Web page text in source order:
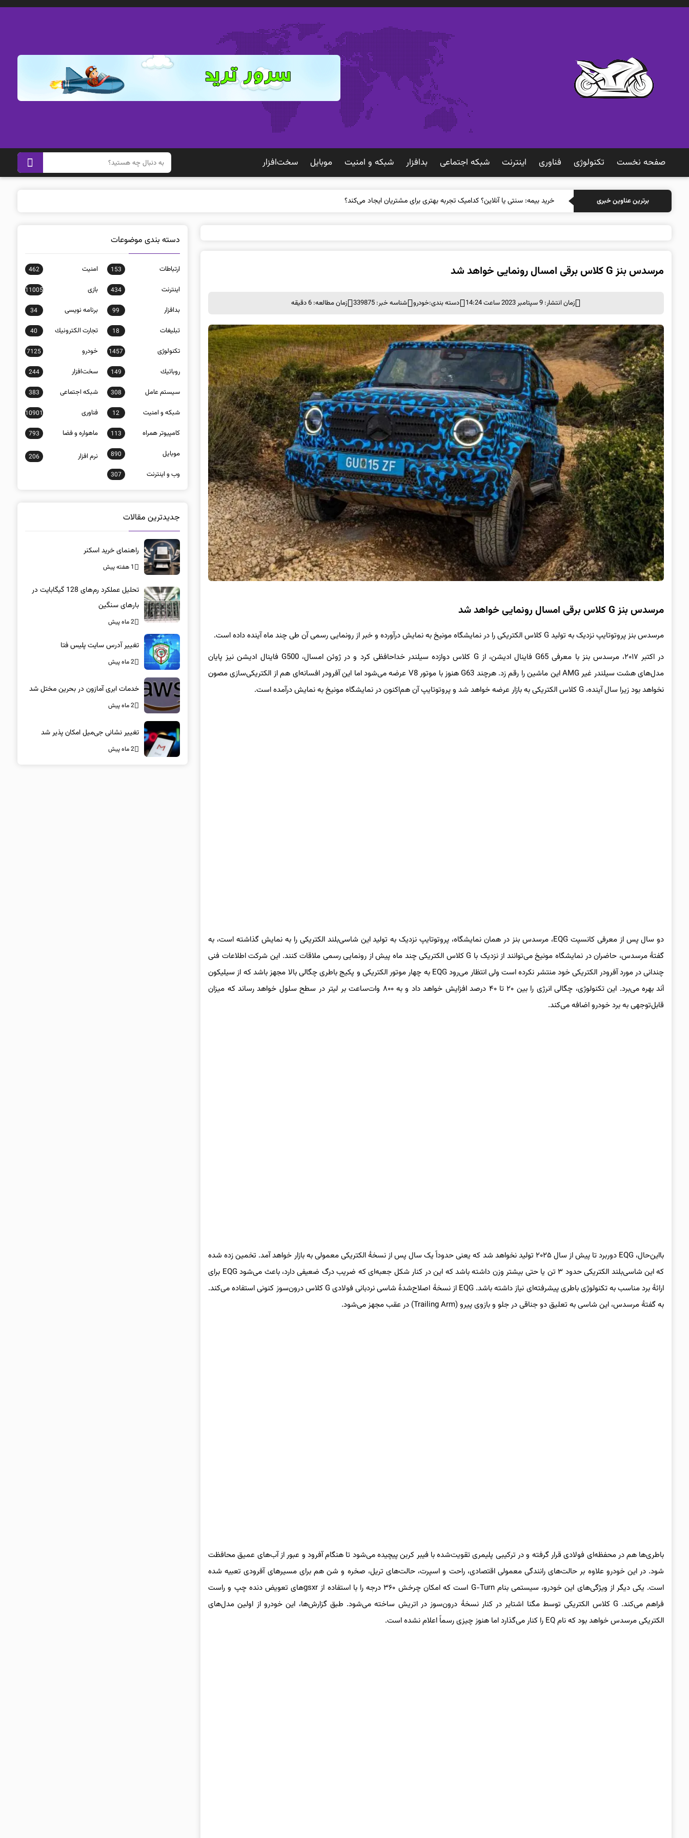
صفحه نخست تکنولوژی فناوری اينترنت شبكه اجتماعی بدافزار شبكه و امنيت موبايل سخت‌افزار
برترین عناوین خبری خرید بیمه: سنتی ی
مرسدس بنز G کلاس برقی امسال رونمایی خواهد شد
زمان انتشار: 9 سپتامبر 2023 ساعت 14:24 دسته بندی:خودرو شناسه خبر: 339875 زمان مطالعه: 6 دقیقه
مرسدس بنز G کلاس برقی امسال رونمایی خواهد شد
مرسدس بنز پروتوتایپ نزدیک به تولید G کلاس الکتریکی را در نمایشگاه مونیخ به نمایش درآورده و خبر از رونمایی رسمی آن طی چند ماه آینده داده است.
در اکتبر ۲۰۱۷، مرسدس بنز با معرفی G65 فاینال ادیشن، از G کلاس دوازده سیلندر خداحافظی کرد و در ژوئن امسال، G500 فاینال ادیشن نیز پایان
مدل‌های هشت سیلندر غیر AMG این ماشین را رقم زد. هرچند G63 هنوز با موتور V8 عرضه می‌شود اما این آفرودر افسانه‌ای هم از الکتریکی‌سازی مصون
نخواهد بود زیرا سال آینده، G کلاس الکتریکی به بازار عرضه خواهد شد و پروتوتایپ آن هم‌اکنون در نمایشگاه مونیخ به نمایش درآمده است.
دو سال پس از معرفی کانسپت EQG، مرسدس بنز در همان نمایشگاه، پروتوتایپ نزدیک به تولید این شاسی‌بلند الکتریکی را به نمایش گذاشته است، به
گفتهٔ مرسدس، حاضران در نمایشگاه مونیخ می‌توانند از نزدیک با G کلاس الکتریکی چند ماه پیش از رونمایی رسمی ملاقات کنند. این شرکت اطلاعات فنی
چندانی در مورد آفرودر الکتریکی خود منتشر نکرده است ولی انتظار می‌رود EQG به چهار موتور الکتریکی و پکیج باطری چگالی بالا مجهز باشد که از سیلیکون
آند بهره می‌برد. این تکنولوژی، چگالی انرژی را بین ۲۰ تا ۴۰ درصد افزایش خواهد داد و به ۸۰۰ وات‌ساعت بر لیتر در سطح سلول خواهد رساند که میزان
قابل‌توجهی به برد خودرو اضافه می‌کند.
بااین‌حال، EQG دوربرد تا پیش از سال ۲۰۲۵ تولید نخواهد شد که یعنی حدوداً یک سال پس از نسخهٔ الکتریکی معمولی به بازار خواهد آمد. تخمین زده شده
که این شاسی‌بلند الکتریکی حدود ۳ تن یا حتی بیشتر وزن داشته باشد که این در کنار شکل جعبه‌ای که ضریب درگ ضعیفی دارد، باعث می‌شود EQG برای
ارائهٔ برد مناسب به تکنولوژی باطری پیشرفته‌ای نیاز داشته باشد. EQG از نسخهٔ اصلاح‌شدهٔ شاسی نردبانی فولادی G کلاس درون‌سوز کنونی استفاده می‌کند.
به گفتهٔ مرسدس، این شاسی به تعلیق دو جناقی در جلو و بازوی پیرو (Trailing Arm) در عقب مجهز می‌شود.
باطری‌ها هم در محفظه‌ای فولادی قرار گرفته و در ترکیبی پلیمری تقویت‌شده با فیبر کربن پیچیده می‌شود تا هنگام آفرود و عبور از آب‌های عمیق محافظت
شود. در این خودرو علاوه بر حالت‌های رانندگی معمولی اقتصادی، راحت و اسپرت، حالت‌های تریل، صخره و شن هم برای مسیرهای آفرودی تعبیه شده
است. یکی دیگر از ویژگی‌های این خودرو، سیستمی بنام G-Turn است که امکان چرخش ۳۶۰ درجه را با استفاده از gsxr‌های تعویض دنده چپ و راست
فراهم می‌کند. G کلاس الکتریکی توسط مگنا اشتایر در کنار نسخهٔ درون‌سوز در اتریش ساخته می‌شود. طبق گزارش‌ها، این خودرو از اولین مدل‌های
الکتریکی مرسدس خواهد بود که نام EQ را کنار می‌گذارد اما هنوز چیزی رسماً اعلام نشده است.
دسته بندی موضوعات
ارتباطات 153 امنيت 462
اينترنت 434 بازی 11005
بدافزار 99 برنامه نويسی 34
تبلیغات 18 تجارت الكترونيك 40
تکنولوژی 1457 خودرو 7125
روباتيك 149 سخت‌افزار 244
سيستم عامل 308 شبكه اجتماعی 383
شبكه و امنيت 12 فناوری 10901
كامپيوتر همراه 113 ماهواره و فضا 793
موبايل 890 نرم افزار 206
وب و اينترنت 307
جدیدترین مقالات
راهنمای خرید اسکنر
1 هفته پیش
تحلیل عملکرد رم‌های 128 گیگابایت در
بارهای سنگین
2 ماه پیش
تغییر آدرس سایت پلیس فتا
2 ماه پیش
خدمات ابری آمازون در بحرین مختل شد
2 ماه پیش
تغییر نشانی جی‌میل امکان پذیر شد
2 ماه پیش